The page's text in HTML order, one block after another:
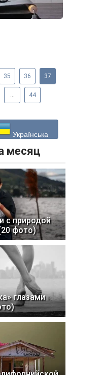
35 36 37
... 44
Українська
месяц
с природой
фото)
глазами